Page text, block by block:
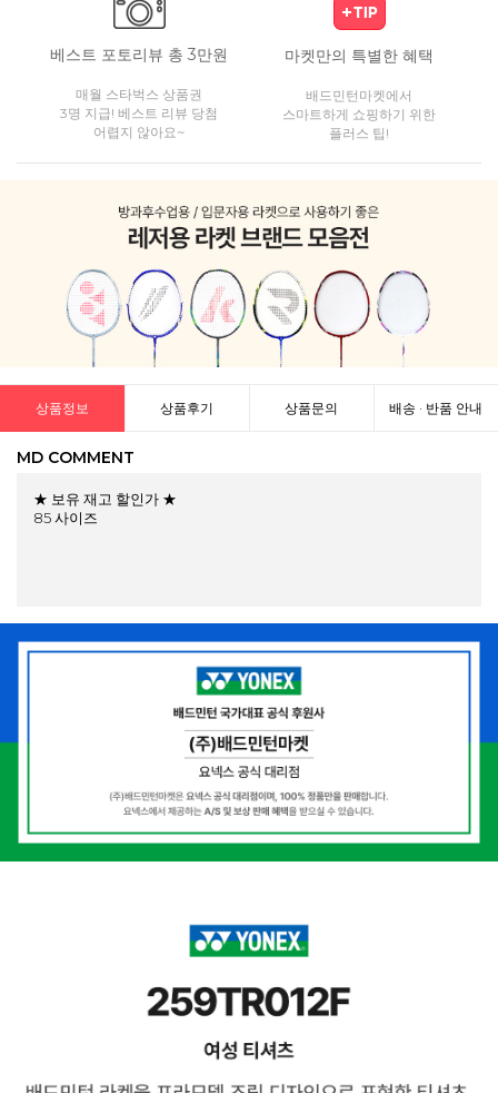
베스트 포토리뷰 총 3만원
매월 스타벅스 상품권
3명 지급! 베스트 리뷰 당첨
어렵지 않아요~
마켓만의 특별한 혜택
배드민턴마켓에서
스마트하게 쇼핑하기 위한
플러스 팁!
상품정보 상품후기 상품문의 배송 · 반품 안내
MD COMMENT
★ 보유 재고 할인가 ★
85 사이즈